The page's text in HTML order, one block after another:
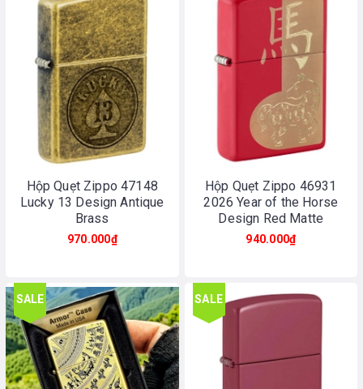
Hộp Quẹt Zippo 47148
Lucky 13 Design Antique
Brass
970.000₫
Hộp Quẹt Zippo 46931
2026 Year of the Horse
Design Red Matte
940.000₫
SALE SALE